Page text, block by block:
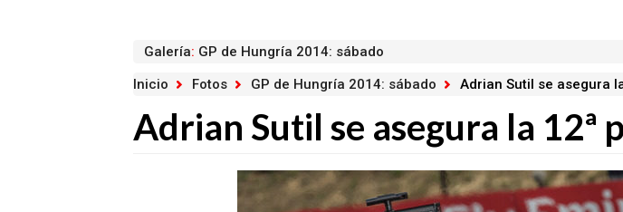
Galería: GP de Hungría 2014: sábado
Inicio
Fotos GP de Hungría 2014: sábado Adrian Sutil se asegura
Adrian Sutil se asegura la 12ª